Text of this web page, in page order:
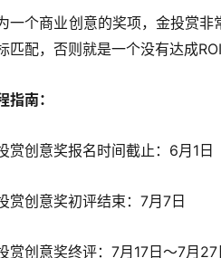
一个商业创意的奖项，金投赏
匹配，否则就是一个没有达成
指南：
赏创意奖报名时间截止：6月1日
赏创意奖初评结束：7月7日
赏创意奖终评：7月17日～7月27